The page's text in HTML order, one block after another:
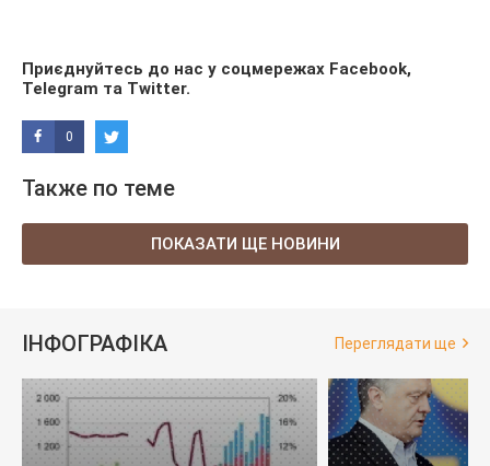
Приєднуйтесь до нас у соцмережах Facebook,
Telegram та Twitter.
0
Также по теме
ПОКАЗАТИ ЩЕ НОВИНИ
ІНФОГРАФІКА Переглядати ще